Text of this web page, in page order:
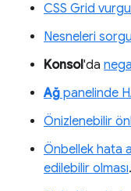
CSS Grid
Nesneleri
Konsol'da
Ağ panelinde
Önizlenebilir
Önbellek hata
edilebilir olması.